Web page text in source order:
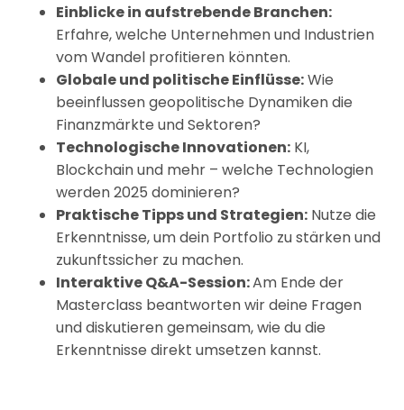
Einblicke in aufstrebende Branchen:
Erfahre, welche Unternehmen und Industrien
vom Wandel profitieren könnten.
Globale und politische Einflüsse:Wie
beeinflussen geopolitische Dynamiken die
Finanzmärkte und Sektoren?
Technologische Innovationen: KI,
Blockchain und mehr – welche Technologien
werden 2025 dominieren?
Praktische Tipps und Strategien: Nutze die
Erkenntnisse, um dein Portfolio zu stärken und
zukunftssicher zu machen.
Interaktive Q&A-Session:Am Ende der
Masterclass beantworten wir deine Fragen
und diskutieren gemeinsam, wie du die
Erkenntnisse direkt umsetzen kannst.